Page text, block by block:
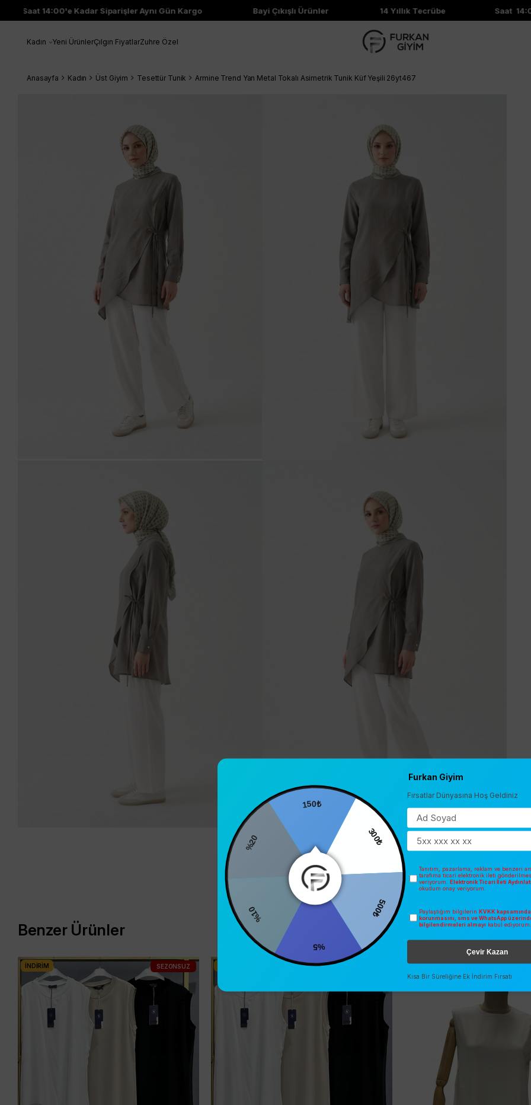
Saat 14:00'e Kadar Siparişler Aynı Gün Kargo Bayi Çıkışlı Ürünler 14 Yıllık Tecrübe Saat
Kadın Yeni ÜrünlerÇılgın FiyatlarZuhre Özel
Anasayfa Kadın Üst Giyim Tesettür Tunik Armine Trend Yan Metal Tokalı Asimetrik Tunik Küf Yeşili 26yt467
Benzer Ürünler
İNDIRIM SEZONSUZ İNDIRIM
150₺
300₺
500₺
%5
%10
%20
Furkan Giyim
Fırsatlar Dünyasına Hoş Geldiniz
Tanıtım, pazarlama, reklam ve benzeri
tarafıma ticari elektronik ileti
veriyorum. Elektronik Ticari İleti
okudum onay veriyorum.
Paylaştığım bilgilerin KVKK
korunmasını, sms ve WhatsApp
bilgilendirmeleri almayı kabul ediyorum.
Çevir Kazan
Kısa Bir Süreliğine Ek İndirim Fırsatı